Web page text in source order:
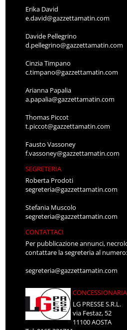
Erika David
e.david@gazzettamatin.com
Davide Pellegrino
d.pellegrino@gazzettamatin.com
Cinzia Timpano
c.timpano@gazzettamatin.com
Arianna Papalia
a.papalia@gazzettamatin.com
Thomas Piccot
t.piccot@gazzettamatin.com
Fausto Vassoney
f.vassoney@gazzettamatin.com
SEGRETERIA
Roberta Prodoti
segreteria@gazzettamatin.com
Stefania Muscolo
segreteria@gazzettamatin.com
CONTATTACI
Per pubblicazione annunci,
contattare la segreteria al
segreteria@gazzettamatin.com
LG PRESSE S.R.L.
via Festaz, 52
11100 AOSTA